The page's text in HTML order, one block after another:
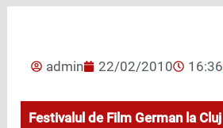
admin 22/02/2010 16:36
Festivalul de Film German la Cluj